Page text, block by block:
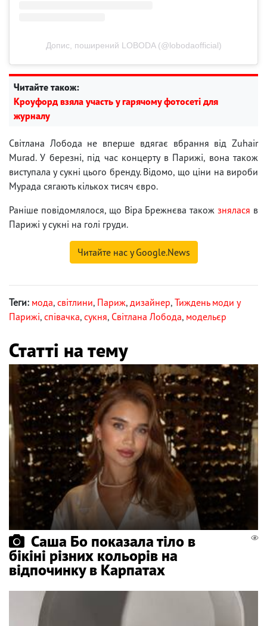
Допис, поширений LOBODA (@lobodaofficial)
Читайте також:
Кроуфорд взяла участь у гарячому фотосеті для
журналу
Світлана Лобода не вперше вдягає вбрання від Zuhair
Murad. У березні, під час концерту в Парижі, вона також
виступала у сукні цього бренду. Відомо, що ціни на вироби
Мурада сягають кількох тисяч євро.
Раніше повідомлялося, що Віра Брежнєва такожзнялася в
Парижі у сукні на голі груди.
Читайте нас у Google.News
Теги: мода, світлини, Париж, дизайнер, Тиждень моди у
Парижі, співачка, сукня, Світлана Лобода, модельєр
Статті на тему
Саша Бо показала тіло в
бікіні різних кольорів на
відпочинку в Карпатах